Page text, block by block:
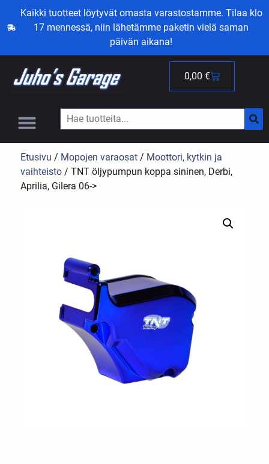
Kaikki tuotteet löytyvät omasta varastostamme. Tilaa klo
17 mennessä, niin lähetämme paketin vielä saman
päivän aikana!
0,00 €
Etusivu / Mopojen varaosat / Moottori, kytkin ja
vaihteisto / TNT öljypumpun koppa sininen, Derbi,
Aprilia, Gilera 06->